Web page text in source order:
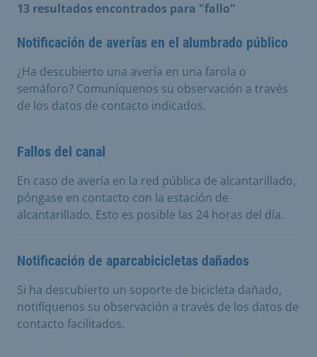
13 resultados encontrados para "fallo"
Notificación de averías en el alumbrado público
¿Ha descubierto una avería en una farola o
semáforo? Comuníquenos su observación a través
de los datos de contacto indicados.
Fallos del canal
En caso de avería en la red pública de alcantarillado,
póngase en contacto con la estación de
alcantarillado. Esto es posible las 24 horas del día.
Notificación de aparcabicicletas dañados
Si ha descubierto un soporte de bicicleta dañado,
notifíquenos su observación a través de los datos de
contacto facilitados.